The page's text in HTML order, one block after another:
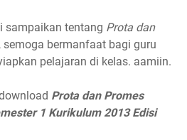
sampaikan tentang Prota dan
semoga bermanfaat bagi guru
pelajaran di kelas. aamiin.
Prota dan Promes
1 Kurikulum 2013 Edisi